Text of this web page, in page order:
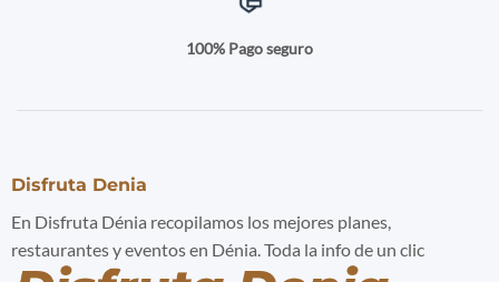
100% Pago seguro
Disfruta Denia
En Disfruta Dénia recopilamos los mejores planes,
restaurantes y eventos en Dénia. Toda la info de un clic